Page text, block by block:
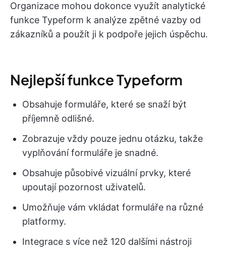
Organizace mohou dokonce využít analytické
funkce Typeform k analýze zpětné vazby od
zákazníků a použít ji k podpoře jejich úspěchu.
Nejlepší funkce Typeform
Obsahuje formuláře, které se snaží být
příjemně odlišné.
Zobrazuje vždy pouze jednu otázku, takže
vyplňování formuláře je snadné.
Obsahuje působivé vizuální prvky, které
upoutají pozornost uživatelů.
Umožňuje vám vkládat formuláře na různé
platformy.
Integrace s více než 120 dalšími nástroji